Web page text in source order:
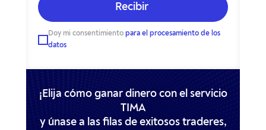
Doy mi consentimiento para el procesamiento de los
datos
¡Elija cómo ganar dinero con el servicio
TIMA
y únase a las filas de exitosos traderes,